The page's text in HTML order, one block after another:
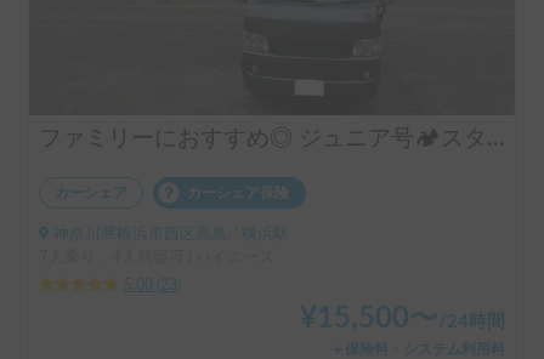
ファミリーにおすすめ◎ ジュニア号🏕️スタッドレス&FFヒーター/4WDディーゼル/乗り心地改良✨
カーシェア カーシェア保険
神奈川県横浜市西区高島, ' 横浜駅
5.00
23
¥ 15,500〜/24時間
＋保険料・システム利用料